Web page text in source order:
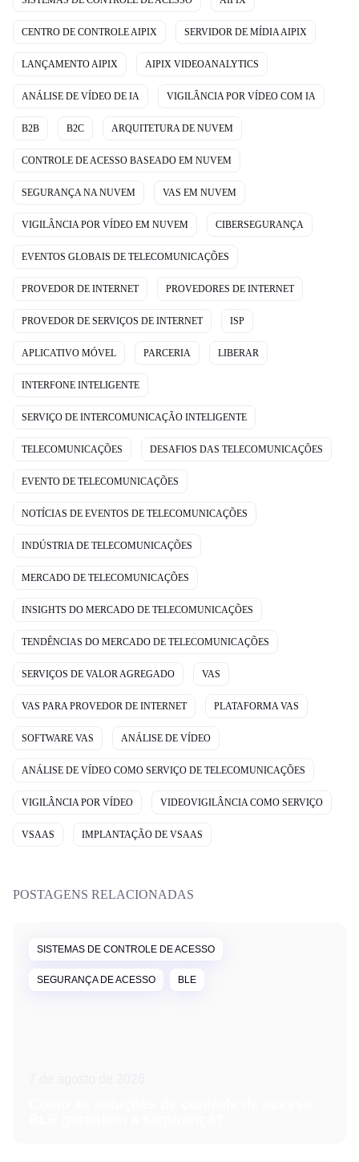
CENTRO DE CONTROLE AIPIX SERVIDOR DE MÍDIA AIPIX
LANÇAMENTO AIPIX AIPIX VIDEOANALYTICS
ANÁLISE DE VÍDEO DE IA VIGILÂNCIA POR VÍDEO COM IA
B2B B2C ARQUITETURA DE NUVEM
CONTROLE DE ACESSO BASEADO EM NUVEM
SEGURANÇA NA NUVEM VAS EM NUVEM
VIGILÂNCIA POR VÍDEO EM NUVEM CIBERSEGURANÇA
EVENTOS GLOBAIS DE TELECOMUNICAÇÕES
PROVEDOR DE INTERNET PROVEDORES DE INTERNET
PROVEDOR DE SERVIÇOS DE INTERNET ISP
APLICATIVO MÓVEL PARCERIA LIBERAR
INTERFONE INTELIGENTE
SERVIÇO DE INTERCOMUNICAÇÃO INTELIGENTE
TELECOMUNICAÇÕES DESAFIOS DAS TELECOMUNICAÇÕES
EVENTO DE TELECOMUNICAÇÕES
NOTÍCIAS DE EVENTOS DE TELECOMUNICAÇÕES
INDÚSTRIA DE TELECOMUNICAÇÕES
MERCADO DE TELECOMUNICAÇÕES
INSIGHTS DO MERCADO DE TELECOMUNICAÇÕES
TENDÊNCIAS DO MERCADO DE TELECOMUNICAÇÕES
SERVIÇOS DE VALOR AGREGADO VAS
VAS PARA PROVEDOR DE INTERNET PLATAFORMA VAS
SOFTWARE VAS ANÁLISE DE VÍDEO
ANÁLISE DE VÍDEO COMO SERVIÇO DE TELECOMUNICAÇÕES
VIGILÂNCIA POR VÍDEO VIDEOVIGILÂNCIA COMO SERVIÇO
VSAAS IMPLANTAÇÃO DE VSAAS
POSTAGENS RELACIONADAS
SISTEMAS DE CONTROLE DE ACESSO
SEGURANÇA DE ACESSO BLE